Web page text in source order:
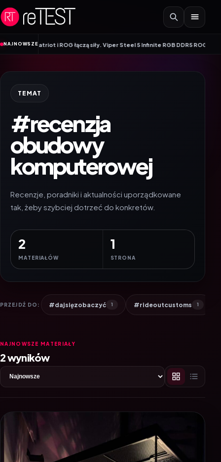
Przejdź do treści
NAJNOWSZE
•Patriot i ROG łączą siły. Viper Steel 5 Infinite RGB DDR5 ROG Edition
TEMAT
#recenzja
obudowy
komputerowej
Recenzje, poradniki i aktualności uporządkowane
tak, żeby szybciej dotrzeć do konkretów.
2
MATERIAŁÓW
1
STRONA
PRZEJDŹ DO: #dajsięzobaczyć 1 #rideoutcustoms 1
NAJNOWSZE MATERIAŁY
2 wyników